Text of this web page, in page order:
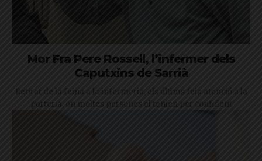
Mor Fra Pere Rossell, l’infermer dels
Caputxins de Sarrià
Retirat de la feina a la infermeria, els últims feia atenció a la
porteria, on moltes persones el tenien per confident